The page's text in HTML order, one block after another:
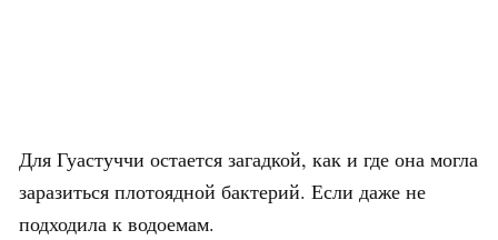
Для Гуастуччи остается загадкой, как и где она могла
заразиться плотоядной бактерий. Если даже не
подходила к водоемам.